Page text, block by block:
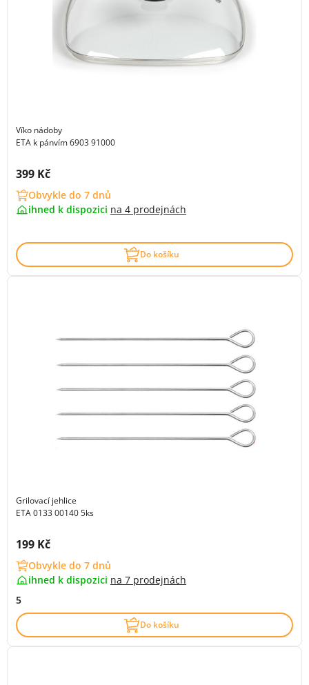
Víko nádoby
ETA k pánvím 6903 91000
Cena s DPH:
399 Kč
Obvykle do 7 dnů
ihned k dispozici na 4 prodejnách
Do košíku
Grilovací jehlice
ETA 0133 00140 5ks
Cena s DPH:
199 Kč
Obvykle do 7 dnů
ihned k dispozici na 7 prodejnách
5
Do košíku